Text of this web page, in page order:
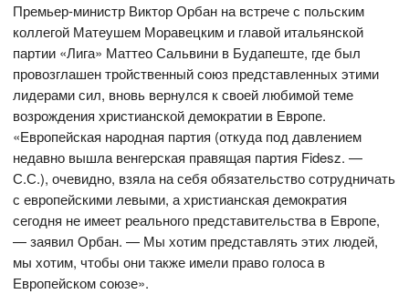
Премьер-министр Виктор Орбан на встрече с польским
коллегой Матеушем Моравецким и главой итальянской
партии «Лига» Маттео Сальвини в Будапеште, где был
провозглашен тройственный союз представленных этими
лидерами сил, вновь вернулся к своей любимой теме
возрождения христианской демократии в Европе.
«Европейская народная партия (откуда под давлением
недавно вышла венгерская правящая партия Fidesz. —
С.С.), очевидно, взяла на себя обязательство сотрудничать
с европейскими левыми, а христианская демократия
сегодня не имеет реального представительства в Европе,
— заявил Орбан. — Мы хотим представлять этих людей,
мы хотим, чтобы они также имели право голоса в
Европейском союзе».